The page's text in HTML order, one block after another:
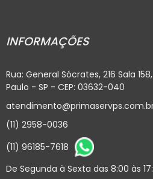
INFORMAÇÕES
Rua: General Sócrates, 216 Sala
Paulo - SP - CEP: 03632-040
(11) 2958-0036
(11) 96185-7618
De Segunda à Sexta das 8:00 às